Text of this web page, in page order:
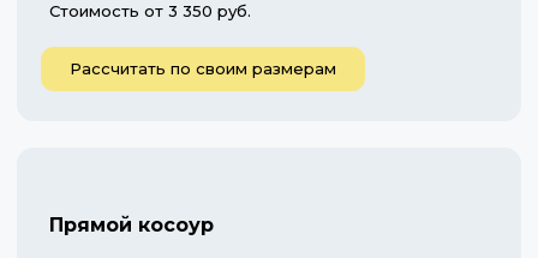
Стоимость от 3 350 руб.
Рассчитать по своим размерам
Прямой косоур